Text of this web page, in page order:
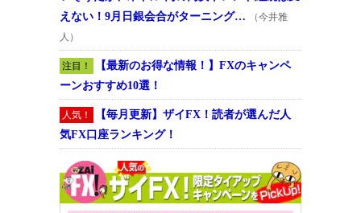
えない！9月日銀会合がターニング…
（今井雅
人）
注目！
【最新のお得な情報！】FXのキャンペ
ーンおすすめ10選！
人気！
【毎月更新】ザイFX！読者が選んだ人
気FX口座ランキング！